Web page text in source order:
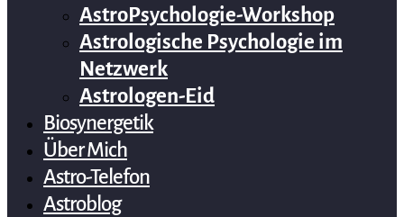
AstroPsychologie-Workshop
Astrologische Psychologie im
Netzwerk
Astrologen-Eid
Biosynergetik
Über Mich
Astro-Telefon
Astroblog